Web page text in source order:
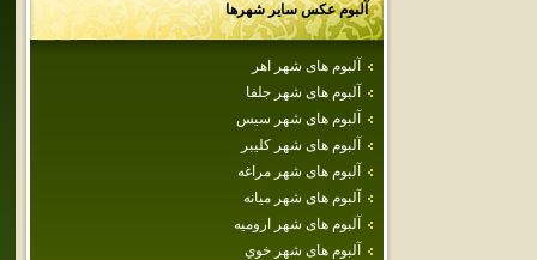
آلبوم عکس سایر شهرها
آلبوم های شهر اهر
آلبوم های شهر جلفا
آلبوم های شهر سيس
آلبوم های شهر كليبر
آلبوم های شهر مراغه
آلبوم های شهر ميانه
آلبوم های شهر اروميه
آلبوم های شهر خوي